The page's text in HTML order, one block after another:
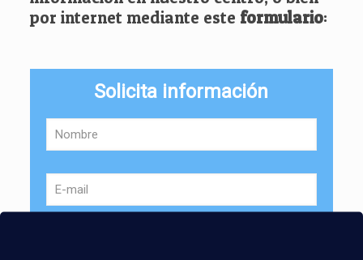
por internet mediante este formulario:
Solicita información